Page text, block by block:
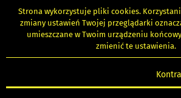
Strona wykorzystuje pliki cookies.
zmiany ustawień Twojej przeglądarki
umieszczane w Twoim urządzeniu
zmienić te ustawienia.